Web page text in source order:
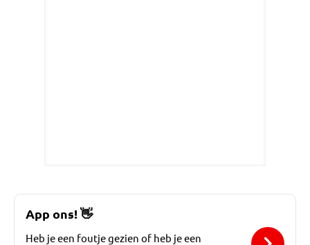
App ons!👋
Heb je een foutje gezien of heb je een